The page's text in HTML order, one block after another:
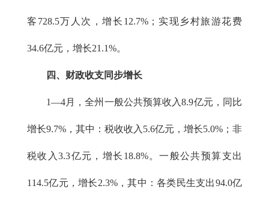
客728.5万人次，增长12.7%；实现乡村旅游花费
34.6亿元，增长21.1%。
四、财政收支同步增长
1—4月，全州一般公共预算收入8.9亿元，同比
增长9.7%，其中：税收收入5.6亿元，增长5.0%；非
税收入3.3亿元，增长18.8%。一般公共预算支出
114.5亿元，增长2.3%，其中：各类民生支出94.0亿